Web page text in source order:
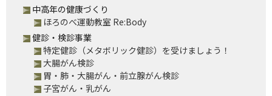
中高年の健康づくり
ほろのべ運動教室 Re:Body
健診・検診事業
特定健診（メタボリック健診）を受けましょう！
大腸がん検診
胃・肺・大腸がん・前立腺がん検診
子宮がん・乳がん